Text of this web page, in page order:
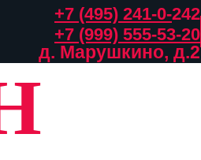
+7 (495) 241-0-242
+7 (999) 555-53-20
д. Марушкино, д.2